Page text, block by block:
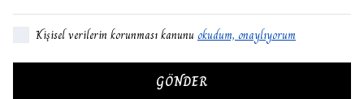
Kişisel verilerin korunması kanunu okudum, onaylıyorum
GÖNDER